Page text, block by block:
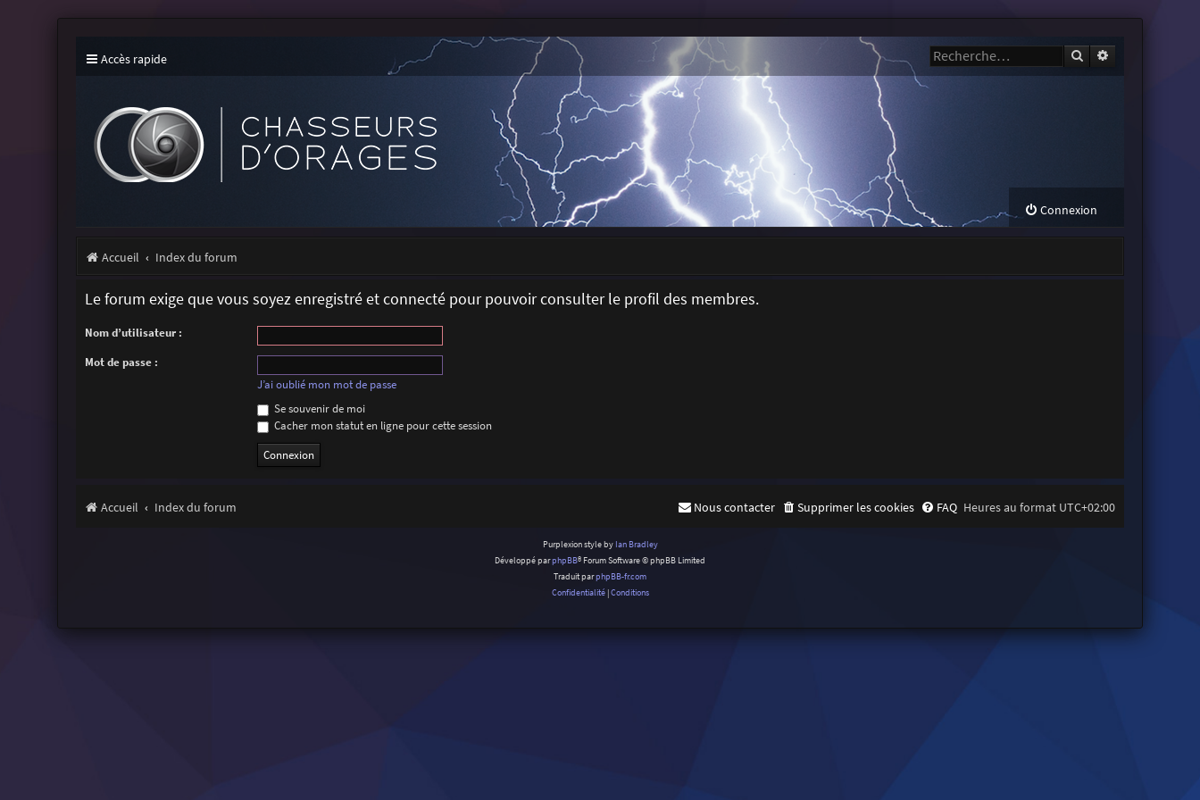
Accès rapide Rechercher
Connexion
Accueil Index du forum
Le forum exige que vous soyez enregistré et connecté pour pouvoir consulter le profil des membres.
Nom d’utilisateur :
Mot de passe :
J’ai oublié mon mot de passe
Se souvenir de moi
Cacher mon statut en ligne pour cette session
Accueil Index du forum Heures au format UTC+02:00
FAQ
Supprimer les cookies
Nous contacter
Purplexion style by Ian Bradley
Développé parphpBB® Forum Software © phpBB Limited
Traduit parphpBB-fr.com
Confidentialité|Conditions